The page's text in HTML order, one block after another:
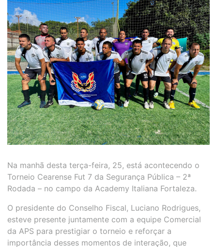
Na manhã desta terça-feira, 25, está acontecendo o
Torneio Cearense Fut 7 da Segurança Pública – 2ª
Rodada – no campo da Academy Italiana Fortaleza.
O presidente do Conselho Fiscal, Luciano Rodrigues,
esteve presente juntamente com a equipe Comercial
da APS para prestigiar o torneio e reforçar a
importância desses momentos de interação, que